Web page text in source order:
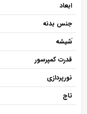
ابعاد
جنس بدنه
َشیشه
قدرت کمپرسور
نورپردازی
تاج